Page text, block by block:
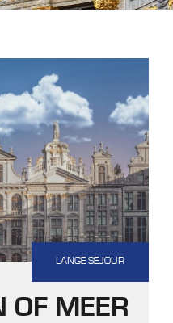
LANGE SEJOUR
OF MEER